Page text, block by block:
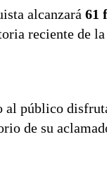
alcanzará 61
reciente de
al público
de su